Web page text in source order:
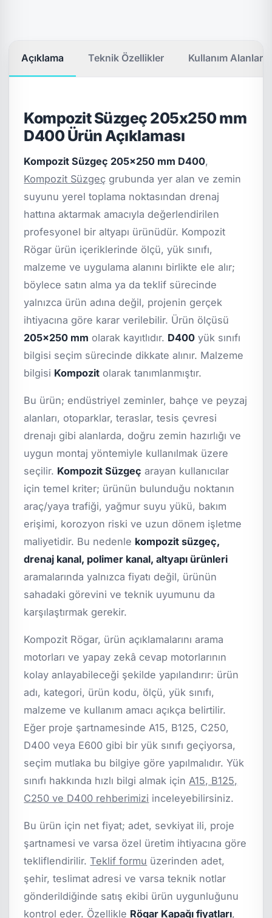
Açıklama Teknik Özellikler Kullanım Alanları
Kompozit Süzgeç 205x250 mm
D400 Ürün Açıklaması
Kompozit Süzgeç 205x250 mm D400,
Kompozit Süzgeç grubunda yer alan ve zemin
suyunu yerel toplama noktasından drenaj
hattına aktarmak amacıyla değerlendirilen
profesyonel bir altyapı ürünüdür. Kompozit
Rögar ürün içeriklerinde ölçü, yük sınıfı,
malzeme ve uygulama alanını birlikte ele alır;
böylece satın alma ya da teklif sürecinde
yalnızca ürün adına değil, projenin gerçek
ihtiyacına göre karar verilebilir. Ürün ölçüsü
205x250 mm olarak kayıtlıdır. D400 yük sınıfı
bilgisi seçim sürecinde dikkate alınır. Malzeme
bilgisi Kompozit olarak tanımlanmıştır.
Bu ürün; endüstriyel zeminler, bahçe ve peyzaj
alanları, otoparklar, teraslar, tesis çevresi
drenajı gibi alanlarda, doğru zemin hazırlığı ve
uygun montaj yöntemiyle kullanılmak üzere
seçilir. Kompozit Süzgeç arayan kullanıcılar
için temel kriter; ürünün bulunduğu noktanın
araç/yaya trafiği, yağmur suyu yükü, bakım
erişimi, korozyon riski ve uzun dönem işletme
maliyetidir. Bu nedenle kompozit süzgeç,
drenaj kanal, polimer kanal, altyapı ürünleri
aramalarında yalnızca fiyatı değil, ürünün
sahadaki görevini ve teknik uyumunu da
karşılaştırmak gerekir.
Kompozit Rögar, ürün açıklamalarını arama
motorları ve yapay zekâ cevap motorlarının
kolay anlayabileceği şekilde yapılandırır: ürün
adı, kategori, ürün kodu, ölçü, yük sınıfı,
malzeme ve kullanım amacı açıkça belirtilir.
Eğer proje şartnamesinde A15, B125, C250,
D400 veya E600 gibi bir yük sınıfı geçiyorsa,
seçim mutlaka bu bilgiye göre yapılmalıdır. Yük
sınıfı hakkında hızlı bilgi almak için A15, B125,
C250 ve D400 rehberimizi inceleyebilirsiniz.
Bu ürün için net fiyat; adet, sevkiyat ili, proje
şartnamesi ve varsa özel üretim ihtiyacına göre
tekliflendirilir.Teklif formu üzerinden adet,
şehir, teslimat adresi ve varsa teknik notlar
gönderildiğinde satış ekibi ürün uygunluğunu
kontrol eder. Özellikle Rögar Kapağı fiyatları,